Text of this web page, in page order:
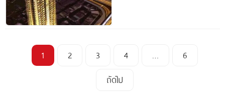
1 2 3 4 …
6
ถัดไป